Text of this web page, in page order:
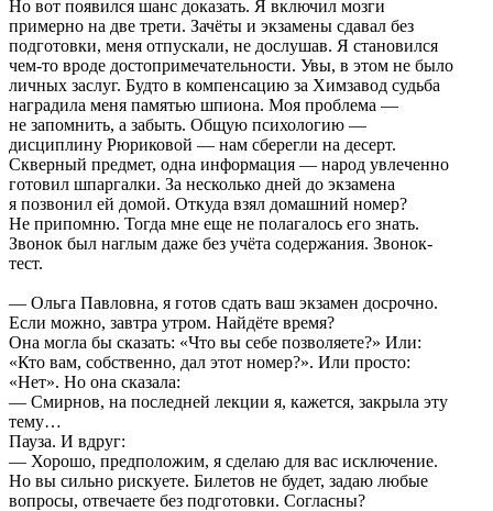
Но вот появился шанс доказать. Я включил мозги
примерно на две трети. Зачёты и экзамены сдавал без
подготовки, меня отпускали, не дослушав. Я становился
чем-то вроде достопримечательности. Увы, в этом не было
личных заслуг. Будто в компенсацию за Химзавод судьба
наградила меня памятью шпиона. Моя проблема —
не запомнить, а забыть. Общую психологию —
дисциплину Рюриковой — нам сберегли на десерт.
Скверный предмет, одна информация — народ увлеченно
готовил шпаргалки. За несколько дней до экзамена
я позвонил ей домой. Откуда взял домашний номер?
Не припомню. Тогда мне еще не полагалось его знать.
Звонок был наглым даже без учёта содержания. Звонок-
тест.
— Ольга Павловна, я готов сдать ваш экзамен досрочно.
Если можно, завтра утром. Найдёте время?
Она могла бы сказать: «Что вы себе позволяете?» Или:
«Кто вам, собственно, дал этот номер?». Или просто:
«Нет». Но она сказала:
— Смирнов, на последней лекции я, кажется, закрыла эту
тему…
Пауза. И вдруг:
— Хорошо, предположим, я сделаю для вас исключение.
Но вы сильно рискуете. Билетов не будет, задаю любые
вопросы, отвечаете без подготовки. Согласны?